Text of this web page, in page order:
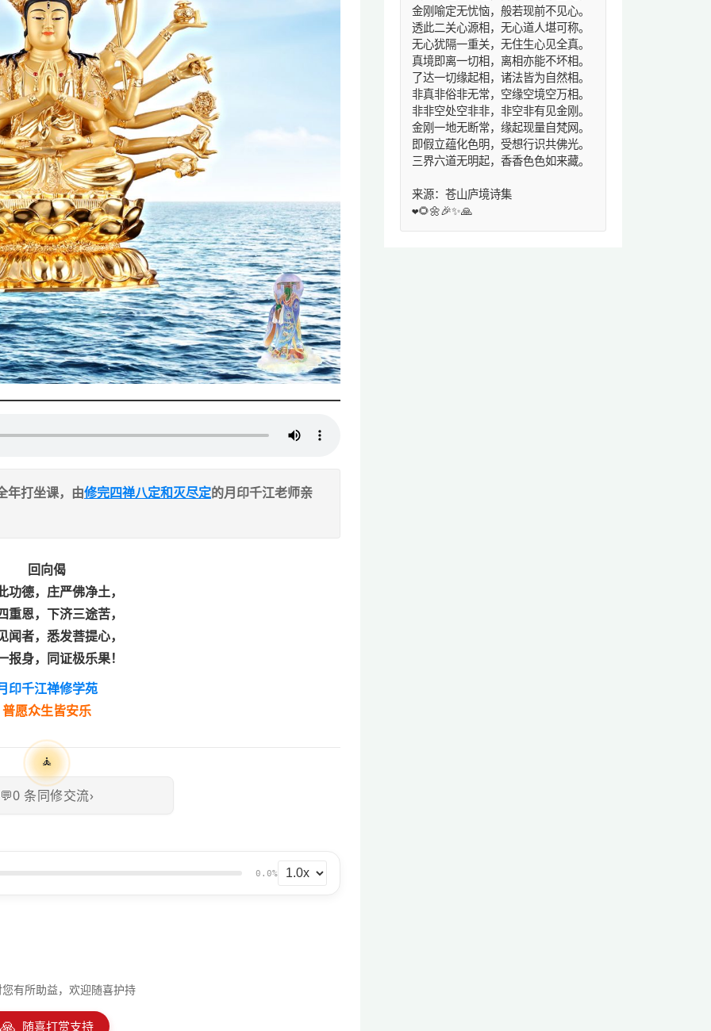
年打坐课，由修完四禅八定和灭尽定的月印千江老师亲
回向偈
功德，庄严佛净土，
重恩，下济三途苦，
闻者，悉发菩提心，
报身，同证极乐果！
印千江禅修学苑
普愿众生皆安乐
🧘
💬0 条同修交流›
0.0%
有所助益，欢迎随喜护持
🙏 随喜打赏支持
金刚喻定无忧恼，般若现前不见心。
透此二关心源相，无心道人堪可称。
无心犹隔一重关，无住生心见全真。
真境即离一切相，离相亦能不坏相。
了达一切缘起相，诸法皆为自然相。
非真非俗非无常，空缘空境空万相。
非非空处空非非，非空非有见金刚。
金刚一地无断常，缘起现量自梵网。
即假立蕴化色明，受想行识共佛光。
三界六道无明起，香香色色如来藏。
来源：苍山庐境诗集
❤️🌻🌼🎉✨🙏